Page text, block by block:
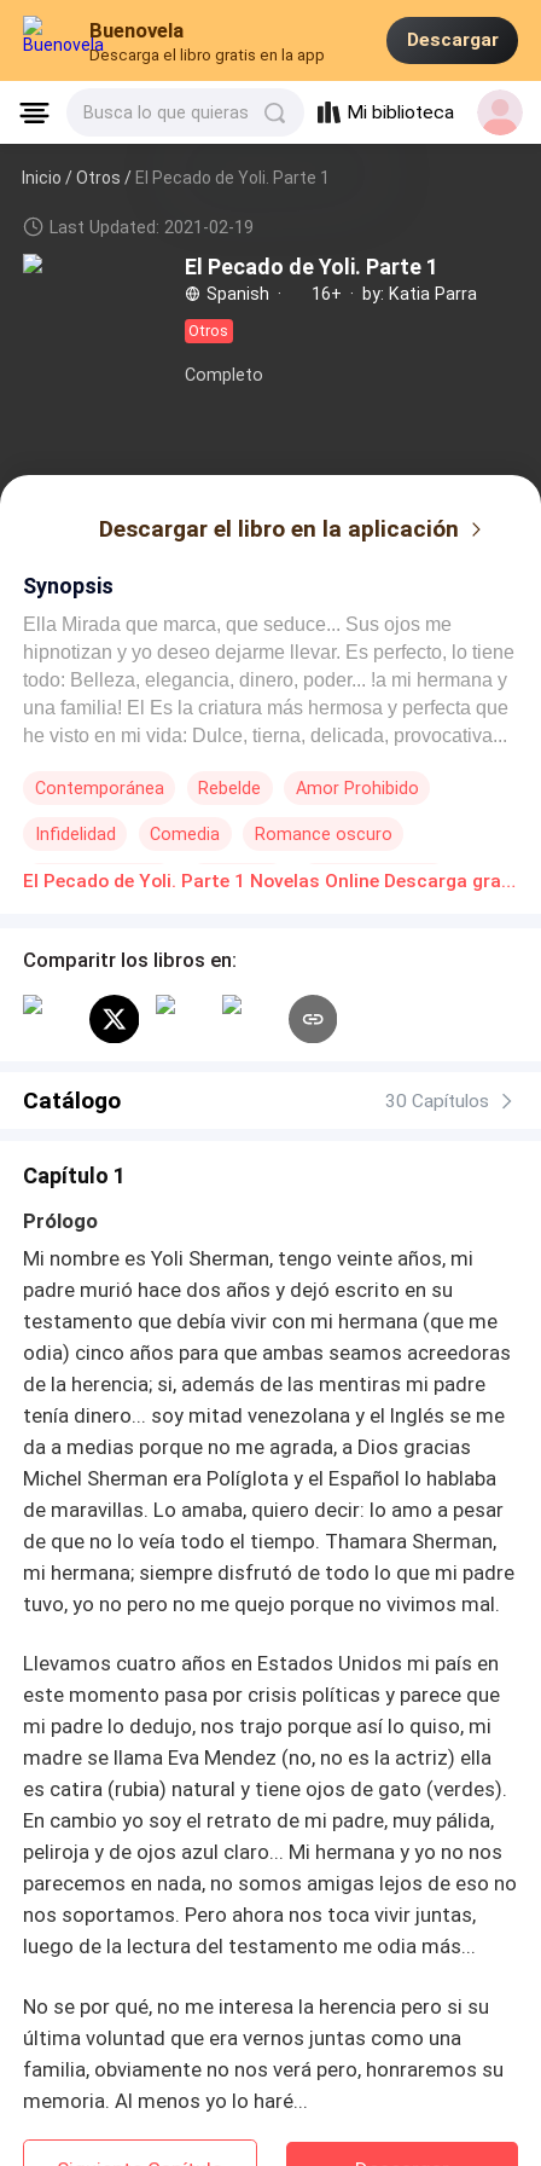
Buenovela
Descarga el libro gratis en la app
Descargar
Busca lo que quieras Mi biblioteca
Inicio /Otros / El Pecado de Yoli. Parte 1
Last Updated: 2021-02-19
El Pecado de Yoli. Parte 1
Spanish · 16+ · by: Katia Parra
Otros
Completo
Descargar el libro en la aplicación
Synopsis
Ella Mirada que marca, que seduce... Sus ojos me
hipnotizan y yo deseo dejarme llevar. Es perfecto, lo tiene
todo: Belleza, elegancia, dinero, poder... !a mi hermana y
una familia! El Es la criatura más hermosa y perfecta que
he visto en mi vida: Dulce, tierna, delicada, provocativa...
Contemporánea Rebelde Amor Prohibido
Infidelidad Comedia Romance oscuro
Identidad oculta Mujeriego De Odio al Amor El Pecado de Yoli. Parte 1 Novelas Online Descarga gratuita de PDF
Comparitr los libros en:
Catálogo 30 Capítulos
Capítulo 1
Prólogo
Mi nombre es Yoli Sherman, tengo veinte años, mi
padre murió hace dos años y dejó escrito en su
testamento que debía vivir con mi hermana (que me
odia) cinco años para que ambas seamos acreedoras
de la herencia; si, además de las mentiras mi padre
tenía dinero... soy mitad venezolana y el Inglés se me
da a medias porque no me agrada, a Dios gracias
Michel Sherman era Políglota y el Español lo hablaba
de maravillas. Lo amaba, quiero decir: lo amo a pesar
de que no lo veía todo el tiempo. Thamara Sherman,
mi hermana; siempre disfrutó de todo lo que mi padre
tuvo, yo no pero no me quejo porque no vivimos mal.
Llevamos cuatro años en Estados Unidos mi país en
este momento pasa por crisis políticas y parece que
mi padre lo dedujo, nos trajo porque así lo quiso, mi
madre se llama Eva Mendez (no, no es la actriz) ella
es catira (rubia) natural y tiene ojos de gato (verdes).
En cambio yo soy el retrato de mi padre, muy pálida,
peliroja y de ojos azul claro... Mi hermana y yo no nos
parecemos en nada, no somos amigas lejos de eso no
nos soportamos. Pero ahora nos toca vivir juntas,
luego de la lectura del testamento me odia más...
No se por qué, no me interesa la herencia pero si su
última voluntad que era vernos juntas como una
familia, obviamente no nos verá pero, honraremos su
memoria. Al menos yo lo haré...